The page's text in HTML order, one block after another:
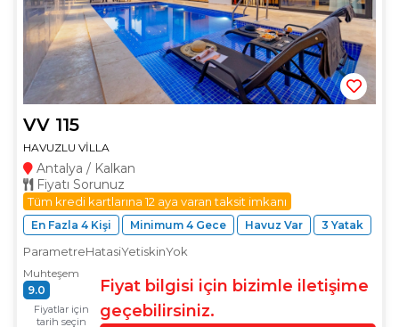
VV 115
HAVUZLU VİLLA
Antalya / Kalkan
Fiyatı Sorunuz
Tüm kredi kartlarına 12 aya varan taksit imkanı
En Fazla 4 Kişi Minimum 4 Gece Havuz Var 3 Yatak
ParametreHatasiYetiskinYok
Muhteşem
9.0
Fiyatlar için
tarih seçin
Fiyat bilgisi için bizimle iletişime
geçebilirsiniz.